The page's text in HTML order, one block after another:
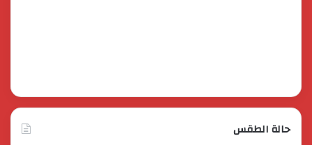
حالة الطقس